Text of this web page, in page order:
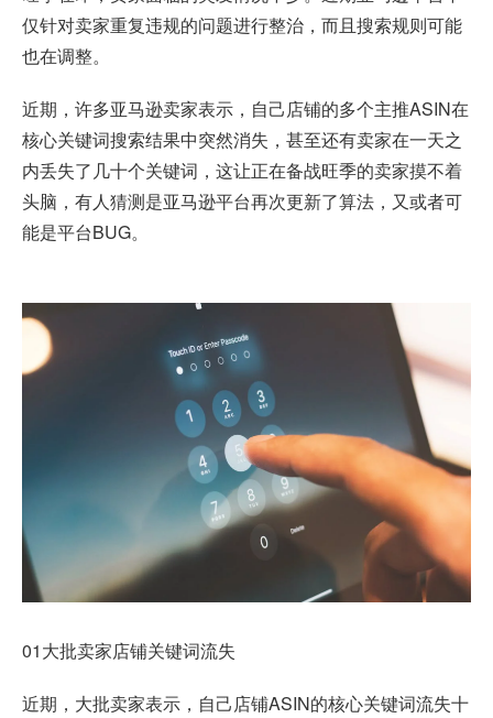
仅针对卖家重复违规的问题进行整治，而且搜索规则可能
也在调整。
近期，许多亚马逊卖家表示，自己店铺的多个主推ASIN在
核心关键词搜索结果中突然消失，甚至还有卖家在一天之
内丢失了几十个关键词，这让正在备战旺季的卖家摸不着
头脑，有人猜测是亚马逊平台再次更新了算法，又或者可
能是平台BUG。
01大批卖家店铺关键词流失
近期，大批卖家表示，自己店铺ASIN的核心关键词流失十